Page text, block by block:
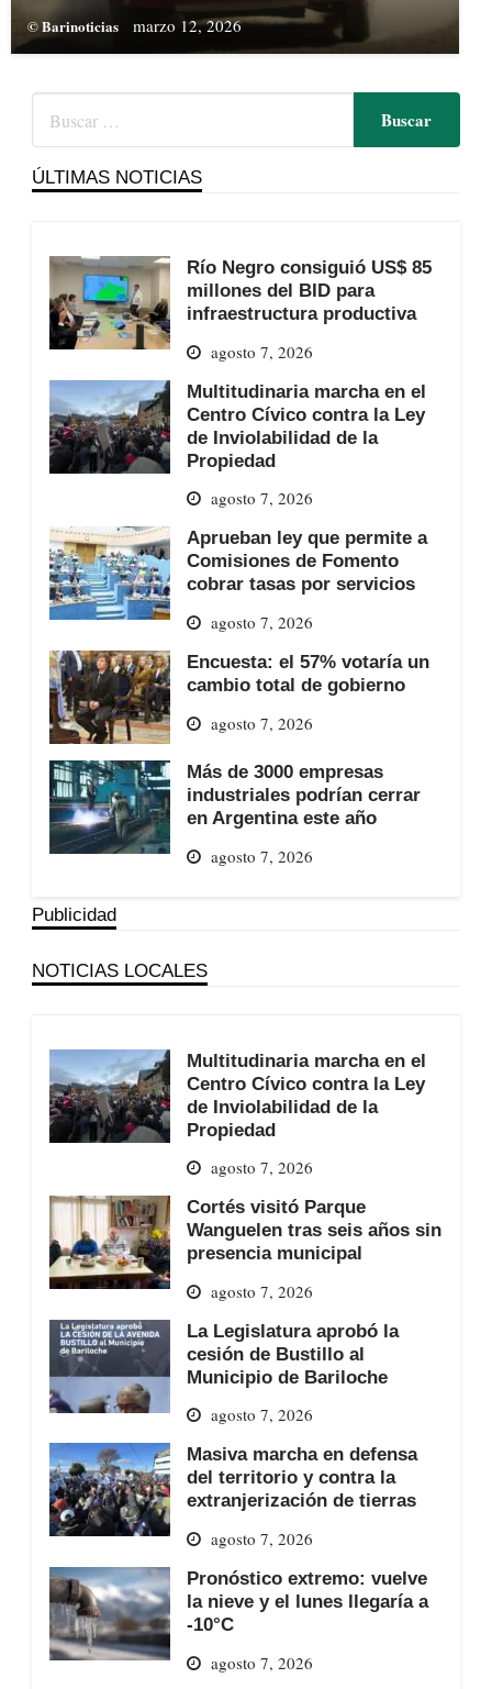
© Barinoticias marzo 12, 2026
ÚLTIMAS NOTICIAS
Río Negro consiguió US$ 85
millones del BID para
infraestructura productiva
agosto 7, 2026
Multitudinaria marcha en el
Centro Cívico contra la Ley
de Inviolabilidad de la
Propiedad
agosto 7, 2026
Aprueban ley que permite a
Comisiones de Fomento
cobrar tasas por servicios
agosto 7, 2026
Encuesta: el 57% votaría un
cambio total de gobierno
agosto 7, 2026
Más de 3000 empresas
industriales podrían cerrar
en Argentina este año
agosto 7, 2026
Publicidad
NOTICIAS LOCALES
Multitudinaria marcha en el
Centro Cívico contra la Ley
de Inviolabilidad de la
Propiedad
agosto 7, 2026
Cortés visitó Parque
Wanguelen tras seis años sin
presencia municipal
agosto 7, 2026
La Legislatura aprobó la
cesión de Bustillo al
Municipio de Bariloche
agosto 7, 2026
Masiva marcha en defensa
del territorio y contra la
extranjerización de tierras
agosto 7, 2026
Pronóstico extremo: vuelve
la nieve y el lunes llegaría a
-10°C
agosto 7, 2026